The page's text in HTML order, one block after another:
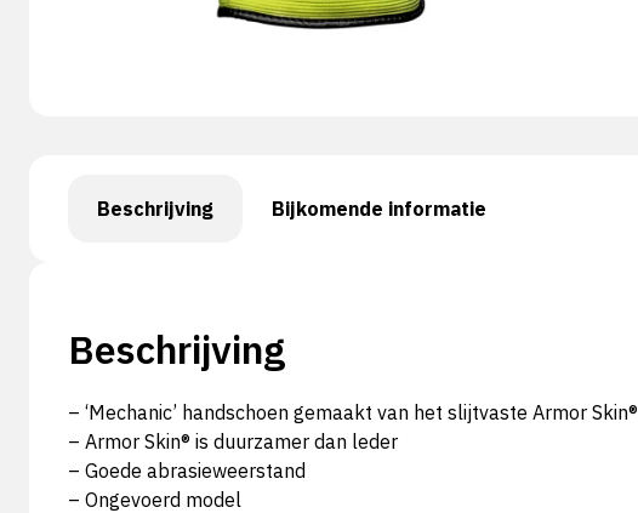
Beschrijving Bijkomende informatie
Beschrijving
– ‘Mechanic’ handschoen gemaakt van het slijtvaste Armor Skin®
– Armor Skin® is duurzamer dan leder
– Goede abrasieweerstand
– Ongevoerd model